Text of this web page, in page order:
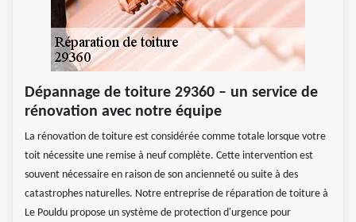
Dépannage de toiture 29360 – un service de
rénovation avec notre équipe
La rénovation de toiture est considérée comme totale lorsque votre
toit nécessite une remise à neuf complète. Cette intervention est
souvent nécessaire en raison de son ancienneté ou suite à des
catastrophes naturelles. Notre entreprise de réparation de toiture à
Le Pouldu propose un système de protection d'urgence pour